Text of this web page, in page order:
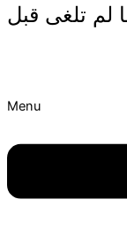
لم تلغى قبل
Menu